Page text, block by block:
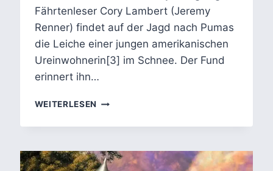
Fährtenleser Cory Lambert (Jeremy
Renner) findet auf der Jagd nach Pumas
die Leiche einer jungen amerikanischen
Ureinwohnerin[3] im Schnee. Der Fund
erinnert ihn…
WEITERLESEN WIND
FIGUREN
ANKLÄGER
REALER